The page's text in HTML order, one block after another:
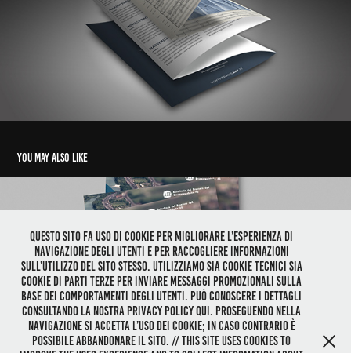
You may also like
A22 | AUTOSTRADA DEL BRENNERO
2017
Questo sito fa uso di cookie per migliorare l’esperienza di
navigazione degli utenti e per raccogliere informazioni
sull’utilizzo del sito stesso. Utilizziamo sia cookie tecnici sia
cookie di parti terze per inviare messaggi promozionali sulla
base dei comportamenti degli utenti. Può conoscere i dettagli
consultando la nostra privacy policy qui. Proseguendo nella
navigazione si accetta l’uso dei cookie; in caso contrario è
possibile abbandonare il sito. // This site uses cookies to